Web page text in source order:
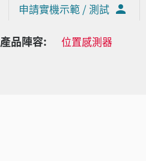
申請實機示範 / 測試
產品陣容: 位置感測器